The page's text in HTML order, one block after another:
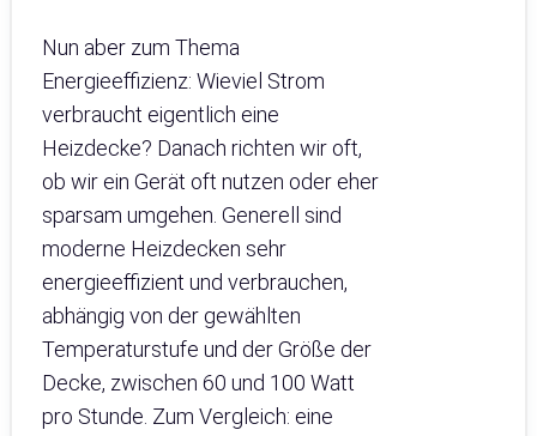
Nun aber zum Thema
Energieeffizienz: Wieviel Strom
verbraucht eigentlich eine
Heizdecke? Danach richten wir oft,
ob wir ein Gerät oft nutzen oder eher
sparsam umgehen. Generell sind
moderne Heizdecken sehr
energieeffizient und verbrauchen,
abhängig von der gewählten
Temperaturstufe und der Größe der
Decke, zwischen 60 und 100 Watt
pro Stunde. Zum Vergleich: eine